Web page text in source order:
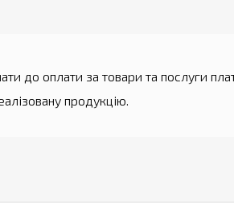
до оплати за товари та послуги
продукцію.